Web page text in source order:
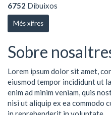
6752 Dibuixos
Més xifres
Sobre
Lorem ipsum dolor sit amet,
eiusmod tempor incididunt ut
enim ad minim veniam, quis
nisi ut aliquip ex ea commodo